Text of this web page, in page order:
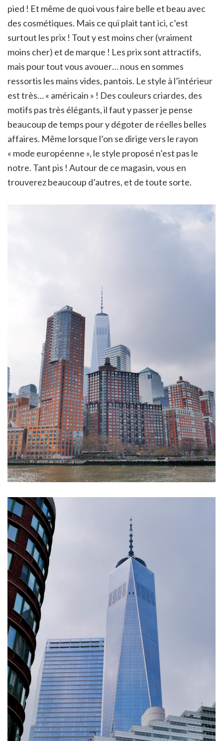
pied ! Et même de quoi vous faire belle et beau avec
des cosmétiques. Mais ce qui plait tant ici, c’est
surtout les prix ! Tout y est moins cher (vraiment
moins cher) et de marque ! Les prix sont attractifs,
mais pour tout vous avouer… nous en sommes
ressortis les mains vides, pantois. Le style à l’intérieur
est très… « américain » ! Des couleurs criardes, des
motifs pas très élégants, il faut y passer je pense
beaucoup de temps pour y dégoter de réelles belles
affaires. Même lorsque l’on se dirige vers le rayon
« mode européenne », le style proposé n’est pas le
notre. Tant pis ! Autour de ce magasin, vous en
trouverez beaucoup d’autres, et de toute sorte.